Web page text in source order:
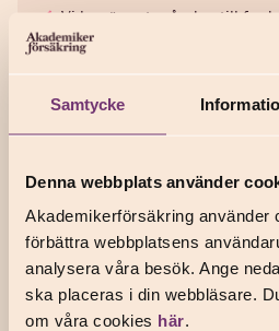
Samtycke
Denna webbplats använder
Akademikerförsäkring använder
förbättra webbplatsens
analysera våra besök. Ange
ska placeras i din webbläsare.
om våra cookies här.
Vi har öppet måndag till
lunchstängt 12.00–12.30.
Meddelande
ett e-postmeddelande till
kundärenden hanteras via
hantering. Skicka ett
sidor. Du loggar in med